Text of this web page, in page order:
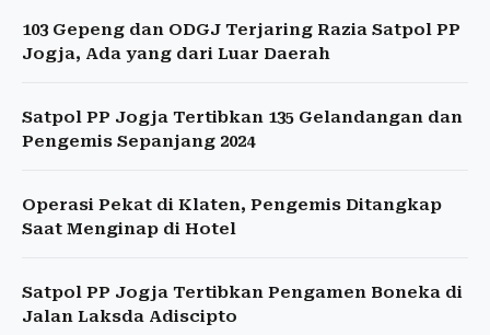
103 Gepeng dan ODGJ Terjaring Razia Satpol PP
Jogja, Ada yang dari Luar Daerah
Satpol PP Jogja Tertibkan 135 Gelandangan dan
Pengemis Sepanjang 2024
Operasi Pekat di Klaten, Pengemis Ditangkap
Saat Menginap di Hotel
Satpol PP Jogja Tertibkan Pengamen Boneka di
Jalan Laksda Adiscipto